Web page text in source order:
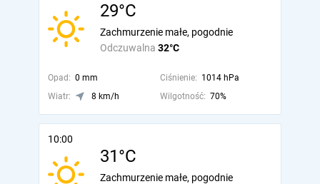
29°C
Odczuwalna 32°C
Zachmurzenie małe, pogodnie
Opad: 0 mm Ciśnienie: 1014 hPa
Wiatr:
8 km/h Wilgotność: 70%
10:00
31°C
Zachmurzenie małe, pogodnie